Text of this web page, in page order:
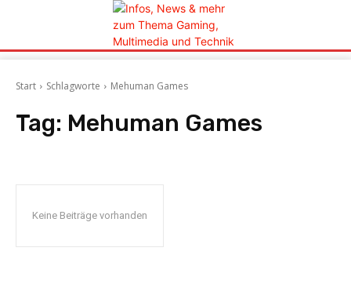
Start Schlagworte Mehuman Games
Tag: Mehuman Games
Keine Beiträge vorhanden